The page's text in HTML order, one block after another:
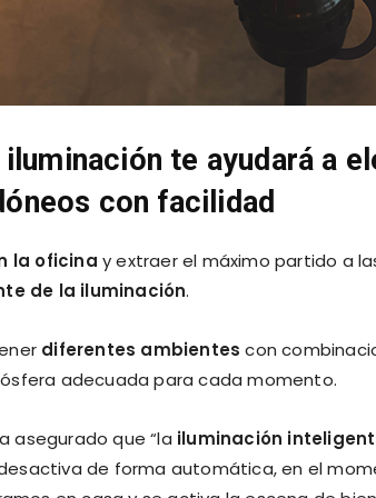
te ayudará a
con facilidad
la oficinay extraer el máximo partido a
de la iluminación.
diferentes ambientescon
adecuada para cada momento.
asegurado que “la iluminación
de forma automática, en el